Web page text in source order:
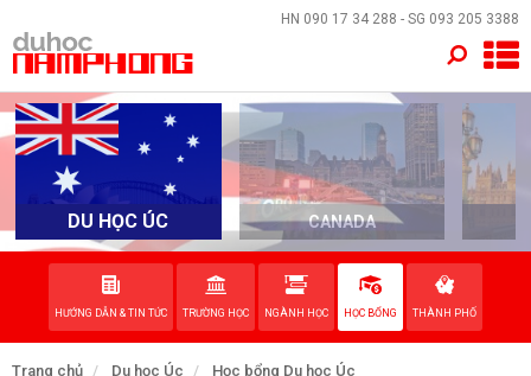
HN 090 17 34 288 - SG 093 205 3388
DU HỌC ÚC CANADA
HƯỚNG DẪN & TIN TỨC TRƯỜNG HỌC NGÀNH HỌC HỌC BỔNG THÀNH PHỐ
Trang chủ Du học Úc
Học bổng Du học Úc
×
TRANG CHỦ
QUỐC GIA
EVENTS
VỀ NAM PHONG